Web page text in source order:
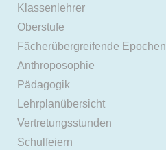
Klassenlehrer
Oberstufe
Fächerübergreifende Epochen
Anthroposophie
Pädagogik
Lehrplanübersicht
Vertretungsstunden
Schulfeiern